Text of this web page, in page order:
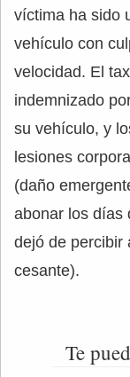
víctima ha sido
vehículo con
velocidad. El
indemnizado
su vehículo, y
lesiones
(daño
abonar los días
dejó de percibir
cesante).
Te